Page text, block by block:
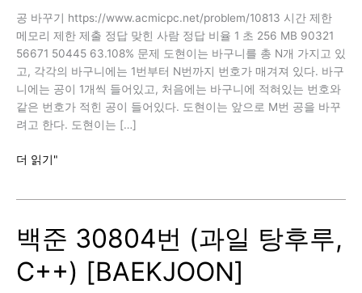
공 바꾸기 https://www.acmicpc.net/problem/10813 시간 제한
메모리 제한 제출 정답 맞힌 사람 정답 비율 1 초 256 MB 90321
56671 50445 63.108% 문제 도현이는 바구니를 총 N개 가지고 있
고, 각각의 바구니에는 1번부터 N번까지 번호가 매겨져 있다. 바구
니에는 공이 1개씩 들어있고, 처음에는 바구니에 적혀있는 번호와
같은 번호가 적힌 공이 들어있다. 도현이는 앞으로 M번 공을 바꾸
려고 한다. 도현이는 […]
백
(공
바
꾸
기,
더 읽기"
백준 30804번 (과일 탕후루,
C++) [BAEKJOON]